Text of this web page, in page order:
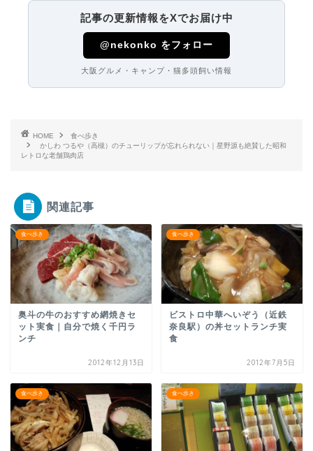
記事の更新情報をXでお届け中
@nekonko をフォロー
大阪グルメ・キャンプ・猫多頭飼い情報
HOME
食べ歩き
かしわ つるや（高槻）のチューリップが忘れられない｜星野源も絶賛した昭和
レトロな老舗鶏肉店
関連記事
食べ歩き
奥斗の牛のおすすめ網焼きセ
ット実食｜自分で焼く千円ラ
ンチ
2012年12月13日
食べ歩き
ビストロ中華へいぞう（近鉄
奈良駅）の丼セットランチ実
食
2012年7月5日
食べ歩き 食べ歩き